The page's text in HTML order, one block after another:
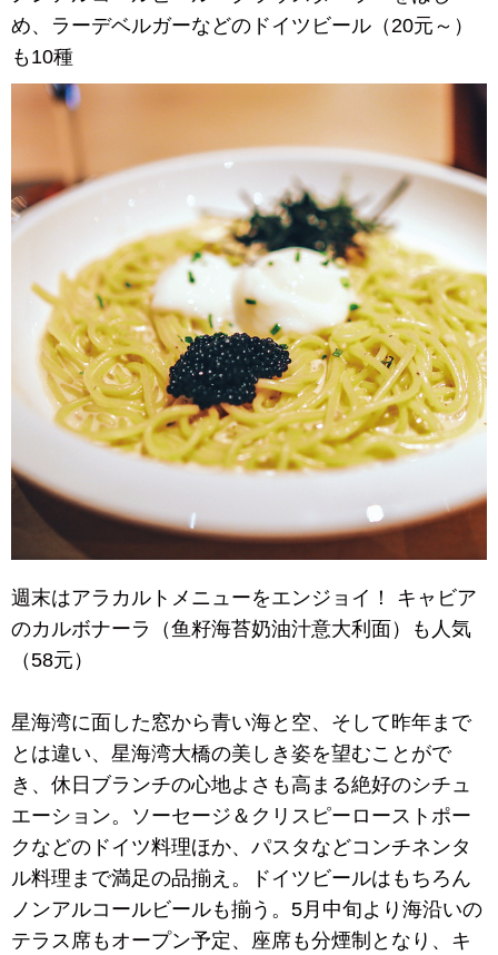
め、ラーデベルガーなどのドイツビール（20元～）
も10種
週末はアラカルトメニューをエンジョイ！ キャビア
のカルボナーラ（鱼籽海苔奶油汁意大利面）も人気
（58元）
星海湾に面した窓から青い海と空、そして昨年まで
とは違い、星海湾大橋の美しき姿を望むことがで
き、休日ブランチの心地よさも高まる絶好のシチュ
エーション。ソーセージ＆クリスピーローストポー
クなどのドイツ料理ほか、パスタなどコンチネンタ
ル料理まで満足の品揃え。ドイツビールはもちろん
ノンアルコールビールも揃う。5月中旬より海沿いの
テラス席もオープン予定、座席も分煙制となり、キ